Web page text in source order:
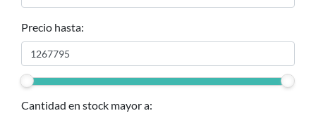
Precio hasta:
Cantidad en stock mayor a: